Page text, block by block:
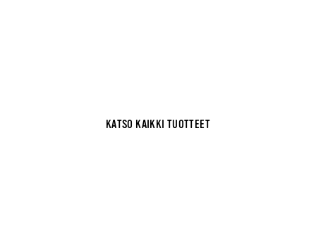
KATSO KAIKKI TUOTTEET